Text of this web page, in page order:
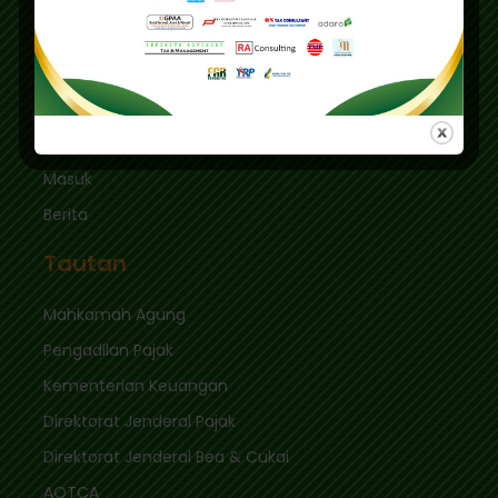
Kec. Keb. Baru Jl. Fatmawati Raya
Jakarta Selatan 12410
sekretariat@ikpi.or.id
Masuk
Berita
Tautan
Mahkamah Agung
Pengadilan Pajak
Kementerian Keuangan
Direktorat Jenderal Pajak
Direktorat Jenderal Bea & Cukai
AOTCA